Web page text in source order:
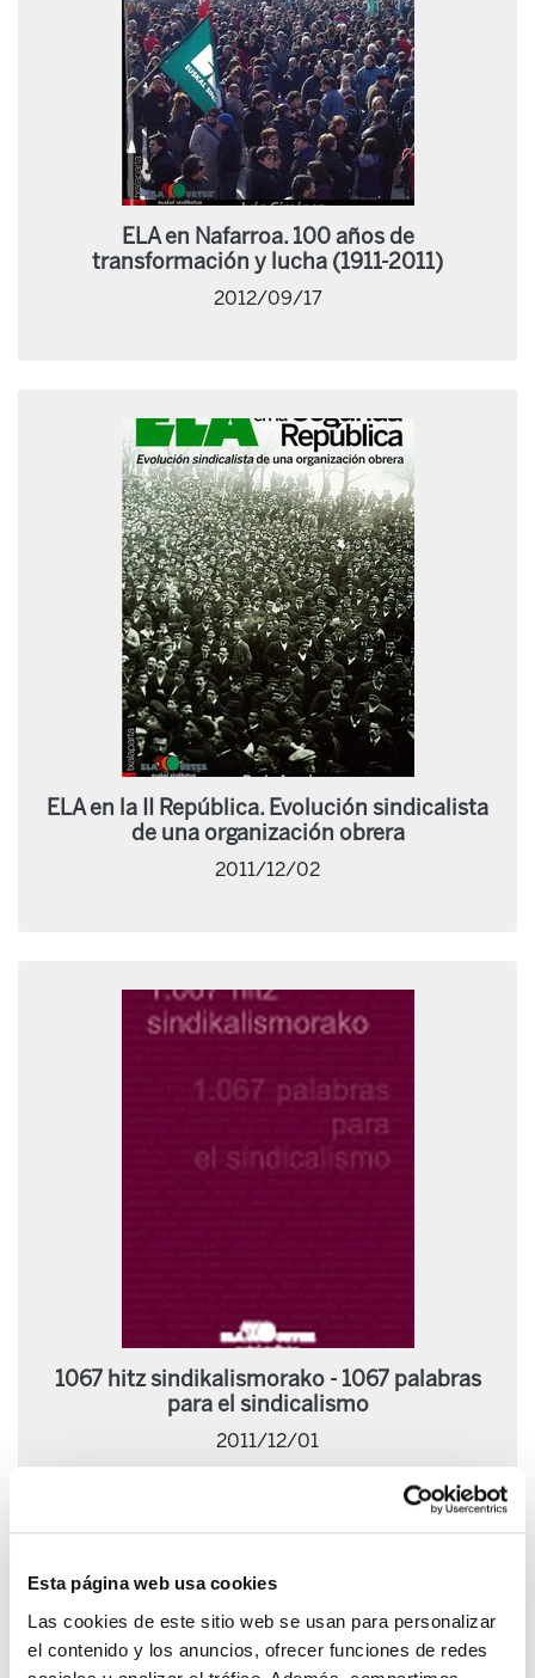
Esta página web usa cookies
Las cookies de este sitio web se usan para personalizar
el contenido y los anuncios, ofrecer funciones de redes
ELA en Nafarroa. 100 años de
transformación y lucha (1911-2011)
2012/09/17
ELA en la II República. Evolución sindicalista
de una organización obrera
2011/12/02
1067 hitz sindikalismorako - 1067 palabras
para el sindicalismo
2011/12/01